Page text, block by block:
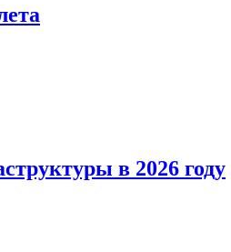
в 2026 году